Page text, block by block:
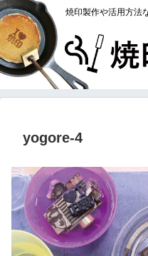
焼印製作や活用方法
yogore-4